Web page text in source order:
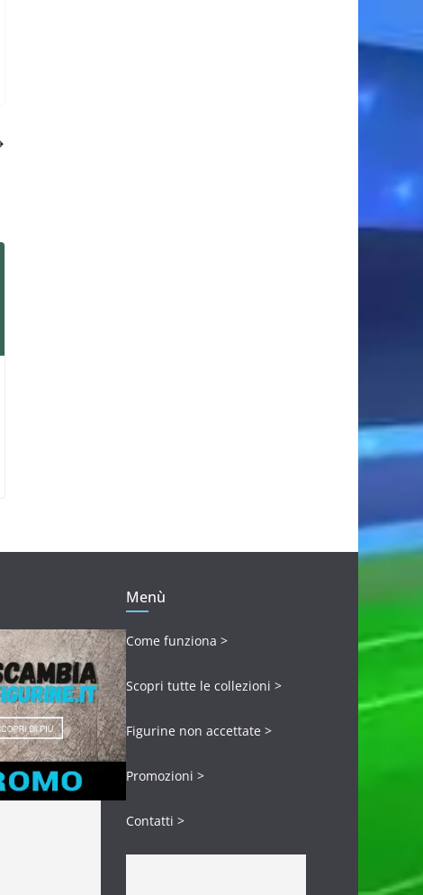
Menù
Come funziona >
Scopri tutte le collezioni >
Figurine non accettate >
Promozioni >
Contatti >